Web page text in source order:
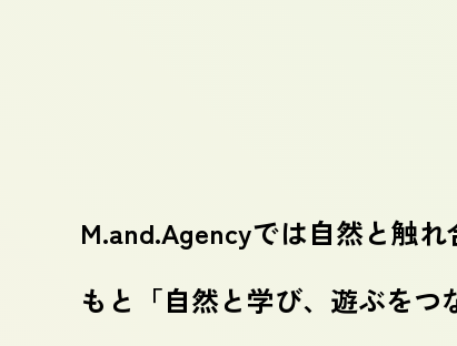
M.and.Agencyでは自然と触
もと「自然と学び、遊ぶを